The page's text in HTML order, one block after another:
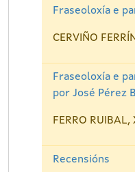
Fraseoloxía e
CERVIÑO
Fraseoloxía e
por José Pérez
FERRO RUIBAL,
Recensións